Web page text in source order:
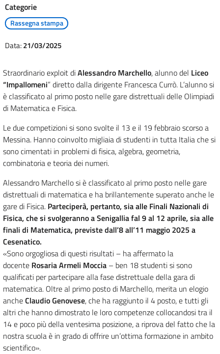
Categorie
Rassegna stampa
Data:21/03/2025
Straordinario exploit diAlessandro Marchello, alunno del Liceo
“Impallomeni” diretto dalla dirigente Francesca Currò. L’alunno si
è classificato al primo posto nelle gare distrettuali delle Olimpiadi
di Matematica e Fisica.
Le due competizioni si sono svolte il 13 e il 19 febbraio scorso a
Messina. Hanno coinvolto migliaia di studenti in tutta Italia che si
sono cimentati in problemi di fisica, algebra, geometria,
combinatoria e teoria dei numeri.
Alessandro Marchello si è classificato al primo posto nelle gare
distrettuali di matematica e ha brillantemente superato anche le
gare di Fisica. Parteciperà, pertanto, sia alle Finali Nazionali di
Fisica, che si svolgeranno a Senigallia fal 9 al 12 aprile, sia alle
finali di Matematica, previste dall’8 all’11 maggio 2025 a
Cesenatico.
«Sono orgogliosa di questi risultati – ha affermato la
docente Rosaria Armeli Moccia – ben 18 studenti si sono
qualificati per partecipare alla fase distrettuale della gara di
matematica. Oltre al primo posto di Marchello, merita un elogio
ancheClaudio Genovese, che ha raggiunto il 4 posto, e tutti gli
altri che hanno dimostrato le loro competenze collocandosi tra il
14 e poco più della ventesima posizione, a riprova del fatto che la
nostra scuola è in grado di offrire un’ottima formazione in ambito
scientifico».